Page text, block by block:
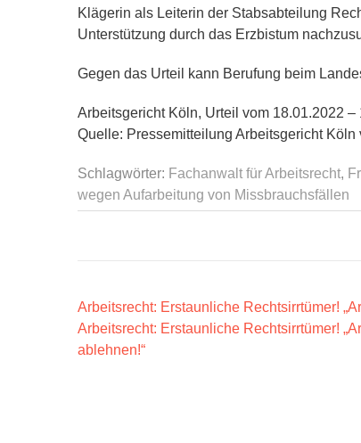
Klägerin als Leiterin der Stabsabteilung
Unterstützung durch das Erzbistum
Gegen das Urteil kann Berufung beim
Arbeitsgericht Köln, Urteil vom 18.01.2022 –
Quelle: Pressemitteilung Arbeitsgericht Köln
Schlagwörter: Fachanwalt für Arbeitsrecht,
wegen Aufarbeitung von Missbrauchsfällen
B
e
i
Arbeitsrecht: Erstaunliche Rechtsirrtümer!
Arbeitsrecht: Erstaunliche Rechtsirrtümer!
ablehnen!“